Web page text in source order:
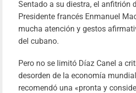
Sentado a su diestra, el anfitrión
Presidente francés Enmanuel
mucha atención y gestos
del cubano.
Pero no se limitó Díaz Canel a
desorden de la economía
recomendó una «pronta y